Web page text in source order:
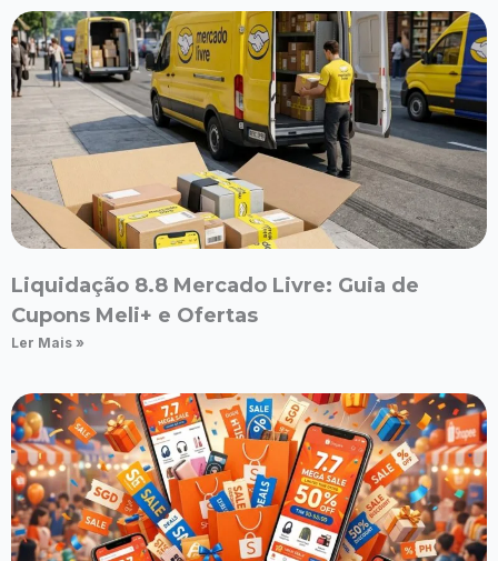
Liquidação 8.8 Mercado Livre: Guia de
Cupons Meli+ e Ofertas
Ler Mais »